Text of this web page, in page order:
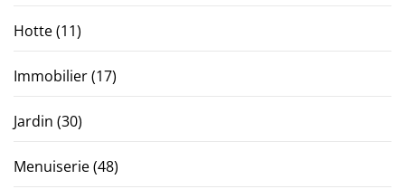
Hotte(11)
Immobilier(17)
Jardin (30)
Menuiserie(48)